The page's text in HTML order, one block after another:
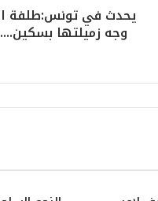
وجه زميلتها